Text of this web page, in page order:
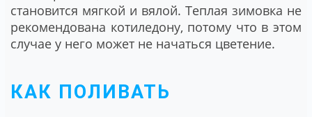
становится мягкой и вялой. Теплая зимовка не
рекомендована котиледону, потому что в этом
случае у него может не начаться цветение.
КАК ПОЛИВАТЬ